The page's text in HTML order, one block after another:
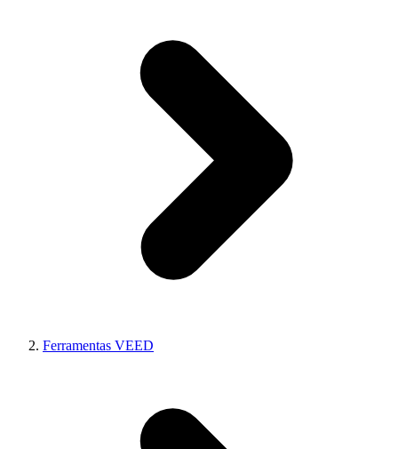
Ferramentas VEED